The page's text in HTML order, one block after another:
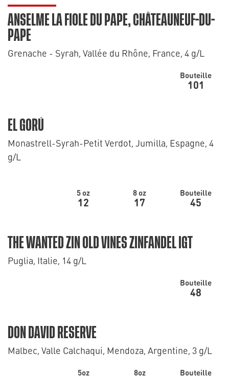
ANSELME LA FIOLE DU PAPE, CHÂTEAUNEUF-DU-
PAPE
Grenache - Syrah, Vallée du Rhône, France, 4 g/L
Bouteille
101
EL GORÚ
Monastrell-Syrah-Petit Verdot, Jumilla, Espagne, 4
g/L
5 oz
12
8 oz
17
Bouteille
45
THE WANTED ZIN OLD VINES ZINFANDEL IGT
Puglia, Italie, 14 g/L
Bouteille
48
DON DAVID RESERVE
Malbec, Valle Calchaqui, Mendoza, Argentine, 3 g/L
5oz 8oz Bouteille